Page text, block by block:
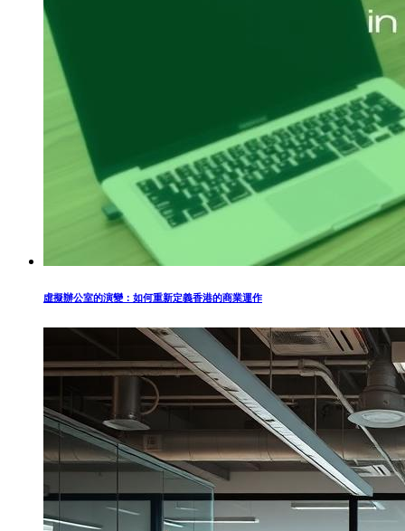
虛擬辦公室的演變：如何重新定義香港的商業運作